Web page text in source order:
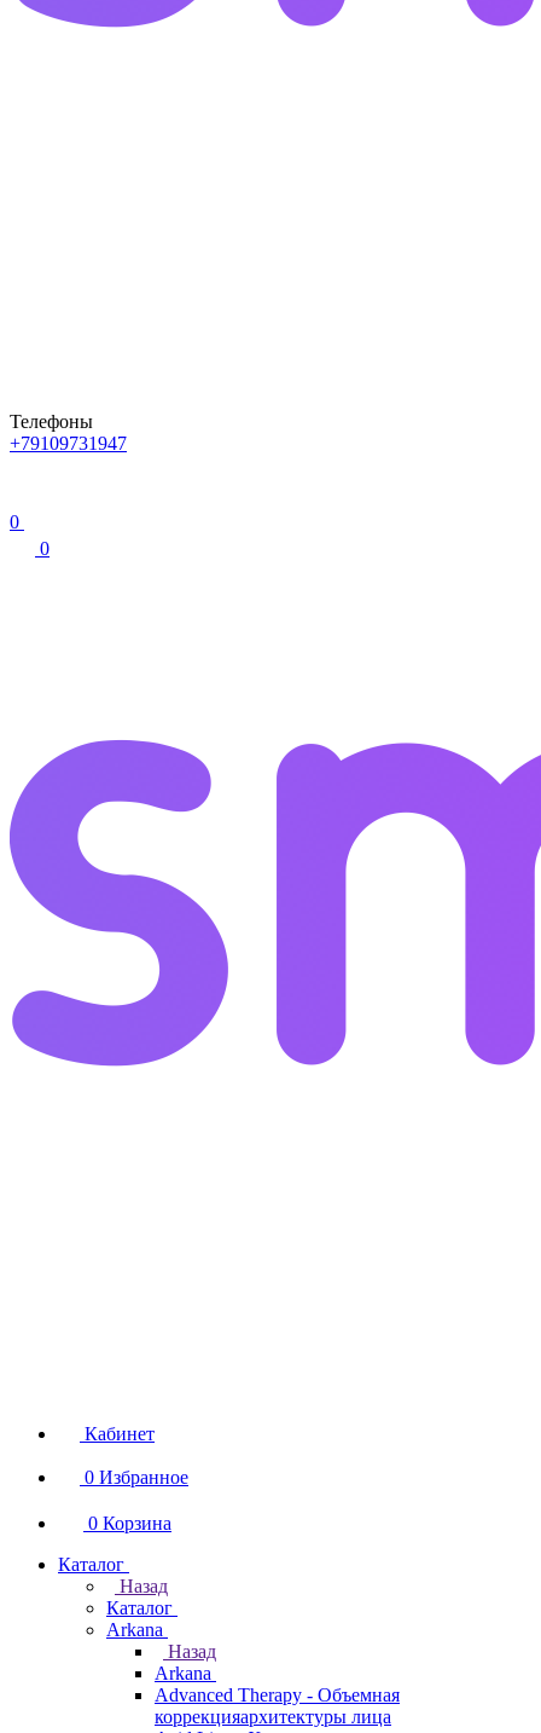
Телефоны
+79109731947
0
0
Кабинет
0 Избранное
0 Корзина
Каталог
Назад
Каталог
Arkana
Назад
Arkana
Advanced Therapy - Объемная
коррекцияархитектуры лица